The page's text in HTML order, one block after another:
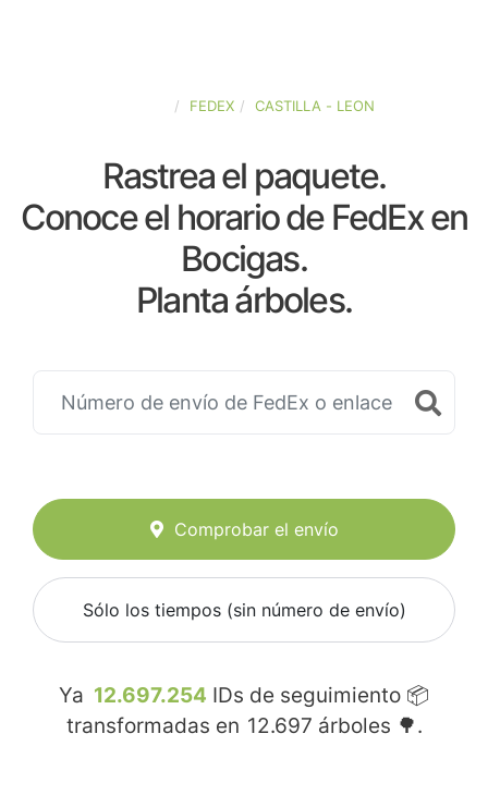
FEDEX CASTILLA - LEON
Rastrea el paquete.
Conoce el horario de FedEx en
Bocigas.
Planta árboles.
Comprobar el envío
Sólo los tiempos (sin número de envío)
Ya 12.697.254 IDs de seguimiento 📦
transformadas en 12.697 árboles 🌳.